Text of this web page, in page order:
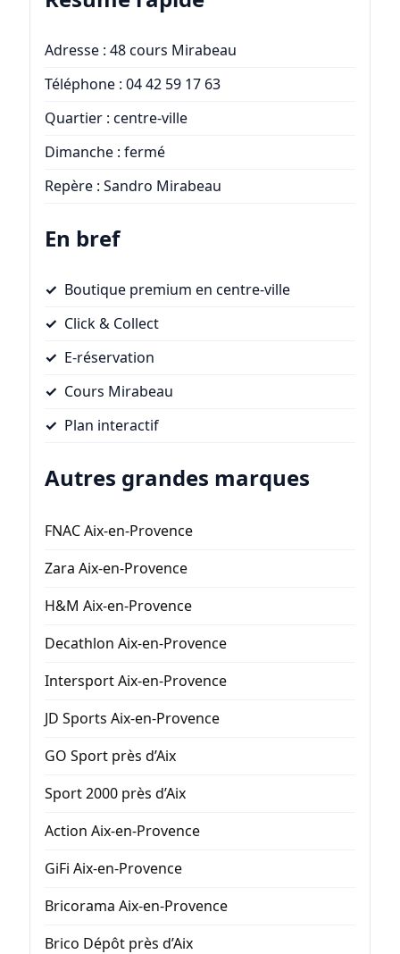
Adresse : 48 cours Mirabeau
Téléphone : 04 42 59 17 63
Quartier : centre-ville
Dimanche : fermé
Repère : Sandro Mirabeau
En bref
Boutique premium en centre-ville
Click & Collect
E-réservation
Cours Mirabeau
Plan interactif
Autres grandes marques
FNAC Aix-en-Provence
Zara Aix-en-Provence
H&M Aix-en-Provence
Decathlon Aix-en-Provence
Intersport Aix-en-Provence
JD Sports Aix-en-Provence
GO Sport près d’Aix
Sport 2000 près d’Aix
Action Aix-en-Provence
GiFi Aix-en-Provence
Bricorama Aix-en-Provence
Brico Dépôt près d’Aix